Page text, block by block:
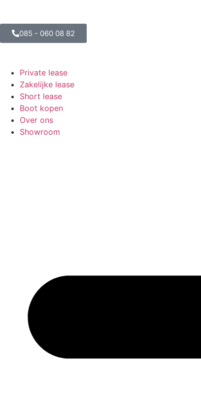
085 - 060 08 82
Private lease
Zakelijke lease
Short lease
Boot kopen
Over ons
Showroom